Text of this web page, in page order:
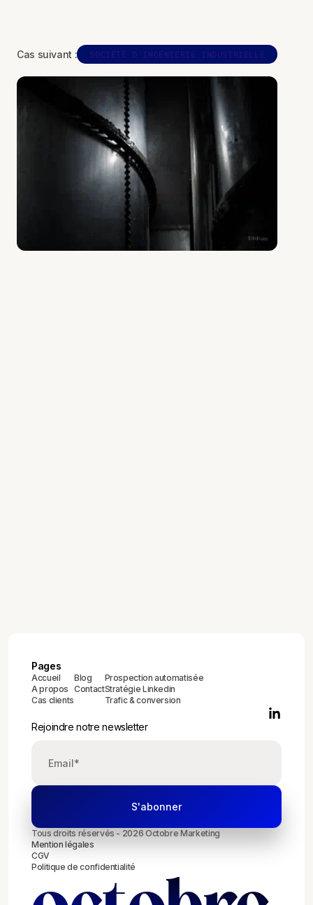
Cas suivant : SOCIÉTÉ D’INGÉNIERIE INDUSTRIELLE
Pages
Accueil
A propos
Cas clients
Blog
Contact
Prospection automatisée
Stratégie Linkedin
Trafic & conversion
Rejoindre notre newsletter
Tous droits réservés - 2026 Octobre Marketing
Mention légales
CGV
Politique de confidentialité